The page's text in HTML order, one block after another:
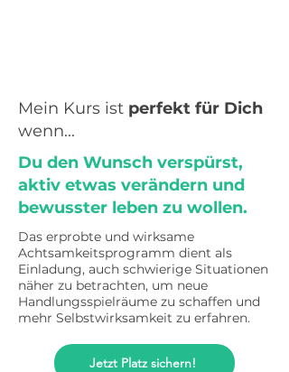
Mein Kurs ist perfekt für Dich
wenn...
Du den Wunsch verspürst,
aktiv etwas verändern und
bewusster leben zu wollen.
Das erprobte und wirksame
Achtsamkeitsprogramm dient als
Einladung, auch schwierige Situationen
näher zu betrachten, um neue
Handlungsspielräume zu schaffen und
mehr Selbstwirksamkeit zu erfahren.
Jetzt Platz sichern!